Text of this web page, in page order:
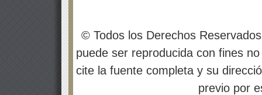
© Todos los Derechos
puede ser reproducida con fines
cite la fuente completa y su
previo por